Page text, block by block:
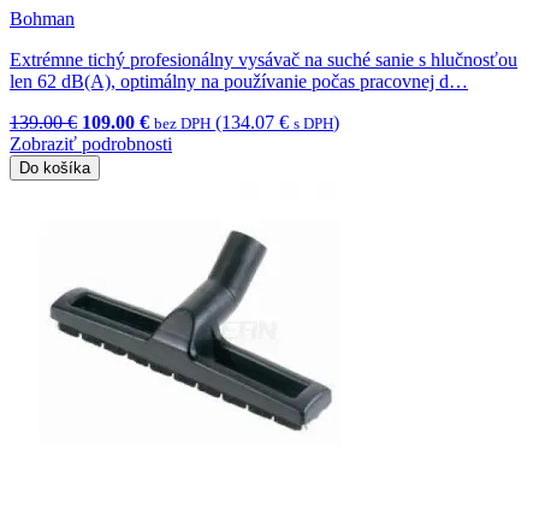
Bohman
Extrémne tichý profesionálny vysávač na suché sanie s hlučnosťou
len 62 dB(A), optimálny na používanie počas pracovnej d…
139.00 € 109.00 € bez DPH (134.07 € s DPH)
Zobraziť podrobnosti
Do košíka